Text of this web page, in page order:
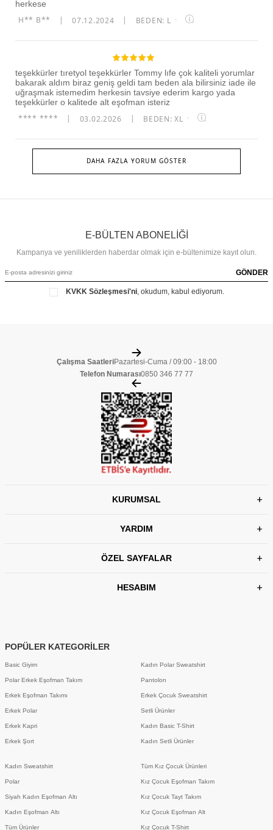
herkese
H** B** 07.12.2024 BEDEN: L ·
teşekkürler tıretyol teşekkürler Tommy lıfe çok kaliteli yorumlar
bakarak aldım biraz geniş geldi tam beden ala bilirsiniz iade ile
uğraşmak istemedim herkesin tavsiye ederim kargo yada
teşekkürler o kalitede alt eşofman isteriz
**** **** 03.02.2026 BEDEN: XL ·
DAHA FAZLA YORUM GÖSTER
E-BÜLTEN ABONELİĞİ
Kampanya ve yeniliklerden haberdar olmak için e-bültenimize kayıt olun.
GÖNDER
KVKK Sözleşmesi'ni, okudum, kabul ediyorum.
Çalışma SaatleriPazartesi-Cuma / 09:00 - 18:00
Telefon Numarası0850 346 77 77
KURUMSAL
YARDIM
ÖZEL SAYFALAR
HESABIM
POPÜLER KATEGORİLER
Basic Giyim
Polar Erkek Eşofman Takım
Erkek Eşofman Takımı
Erkek Polar
Erkek Kapri
Erkek Şort
Kadın Sweatshirt
Polar
Siyah Kadın Eşofman Altı
Kadın Eşofman Altı
Tüm Ürünler
Kadın Polar Sweatshirt
Pantolon
Erkek Çocuk Sweatshirt
Setli Ürünler
Kadın Basic T-Shirt
Kadın Setli Ürünler
Tüm Kız Çocuk Ürünleri
Kız Çocuk Eşofman Takım
Kız Çocuk Tayt Takım
Kız Çocuk Eşofman Alt
Kız Çocuk T-Shirt